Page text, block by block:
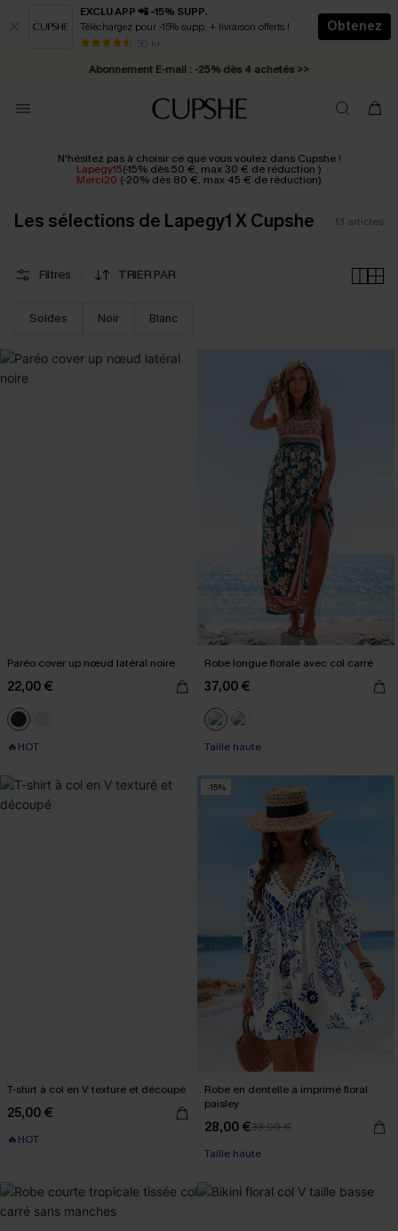
EXCLU APP 📲 -15% SUPP.
Téléchargez pour -15% supp. + livraison offerts !
50 k+
Obtenez
* Livraison éclair 2-3 jours ouvrés >>
Abonnement E-mail : -25% dès 4 achetés >>
N'hésitez pas à choisir ce que vous voulez dans Cupshe !
Lapegy15(-15% dès 50 €, max 30 € de réduction )
Merci20 (-20% dès 80 €, max 45 € de réduction)
Les sélections de Lapegy1 X Cupshe 13 articles
Filtres TRIER PAR
Soldes Noir Blanc
Paréo cover up nœud latéral noire
22,00 €
🔥HOT
Robe longue florale avec col carré
37,00 €
Taille haute
T-shirt à col en V texturé et découpé
25,00 €
🔥HOT
-15%
Robe en dentelle à imprimé floral
paisley
28,00 €33,00 €
Taille haute